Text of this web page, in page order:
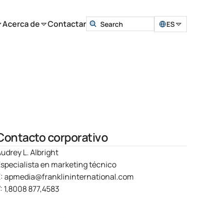
Acerca de Contactar ES
corporativo
L. Albright
en marketing técnico
apmedia@franklininternational.com
1,8008 877,4583